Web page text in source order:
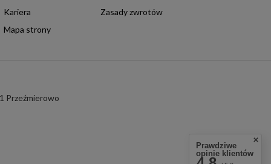
Kariera
Zasady zwrotów
Mapa strony
Przeźmierowo
Prawdziwe
opinie klientów